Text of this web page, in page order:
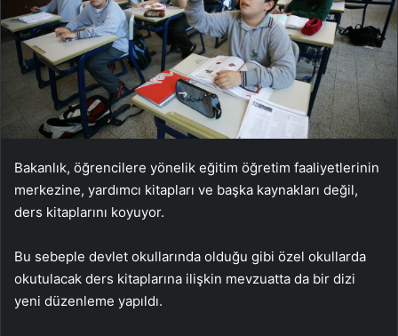
Bakanlık, öğrencilere yönelik eğitim öğretim faaliyetlerinin
merkezine, yardımcı kitapları ve başka kaynakları değil,
ders kitaplarını koyuyor.
Bu sebeple devlet okullarında olduğu gibi özel okullarda
okutulacak ders kitaplarına ilişkin mevzuatta da bir dizi
yeni düzenleme yapıldı.